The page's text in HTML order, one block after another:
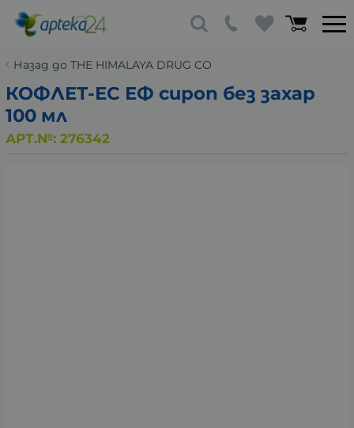
Назад до THE HIMALAYA DRUG CO
КОФЛЕТ-ЕС ЕФ сироп без захар
100 мл
АРТ.№: 276342